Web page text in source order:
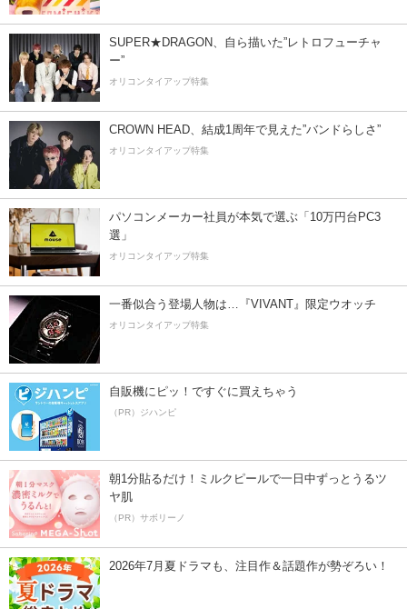
SUPER★DRAGON、自ら描いた”レトロフューチャ
ー”
オリコンタイアップ特集
CROWN HEAD、結成1周年で見えた”バンドらしさ”
オリコンタイアップ特集
パソコンメーカー社員が本気で選ぶ「10万円台PC3
選」
オリコンタイアップ特集
一番似合う登場人物は…『VIVANT』限定ウオッチ
オリコンタイアップ特集
自販機にピッ！ですぐに買えちゃう
（PR）ジハンピ
朝1分貼るだけ！ミルクピールで一日中ずっとうるツ
ヤ肌
（PR）サボリーノ
2026年7月夏ドラマも、注目作＆話題作が勢ぞろい！